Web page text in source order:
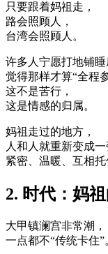
只要跟着妈祖走，
路会照顾人，
台湾会照顾人。
许多人宁愿打地铺睡
觉得那样才算“全程参
这不是苦行，
这是情感的归属。
妈祖走过的地方，
人和人就重新变成一
紧密、温暖、互相托
2. 时代：妈
大甲镇澜宫非常潮，
一点都不“传统卡住”